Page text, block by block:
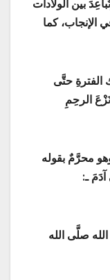
بين الولادات
الإنجاب، كما
الفترةِ حتَّى
الرحِمِ
محرَّمٌ بقوله
ـ:
رسولِ الله صلَّى الله